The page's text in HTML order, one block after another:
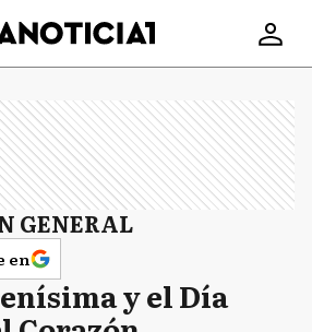
GENERAL
en
y el Día